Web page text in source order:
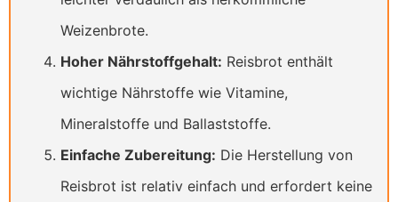
Weizenbrote.
Hoher Nährstoffgehalt: Reisbrot enthält
wichtige Nährstoffe wie Vitamine,
Mineralstoffe und Ballaststoffe.
Einfache Zubereitung: Die Herstellung von
Reisbrot ist relativ einfach und erfordert keine